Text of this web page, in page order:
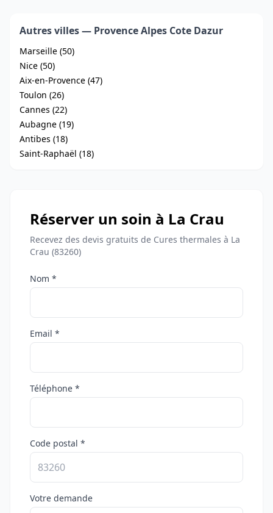
Autres villes — Provence Alpes Cote Dazur
Marseille (50)
Nice (50)
Aix-en-Provence (47)
Toulon (26)
Cannes (22)
Aubagne (19)
Antibes (18)
Saint-Raphaël (18)
Réserver un soin à La Crau
Recevez des devis gratuits de Cures thermales à La
Crau (83260)
Nom *
Email *
Téléphone *
Code postal *
Votre demande